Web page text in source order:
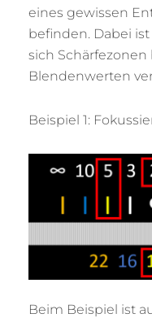
eines gewissen
befinden. Dabei
sich
Blendenwerten
Beispiel 1:
Beim Beispiel ist